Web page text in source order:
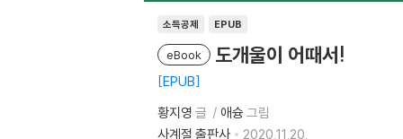
소득공제 EPUB
eBook 도개울이 어때서!
EPUB
황지영 글 애슝 그림
사계절 출판사
2020.11.20.